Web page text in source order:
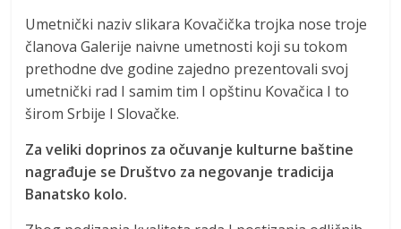
Umetnički naziv slikara Kovačička trojka nose troje
članova Galerije naivne umetnosti koji su tokom
prethodne dve godine zajedno prezentovali svoj
umetnički rad I samim tim I opštinu Kovačica I to
širom Srbije I Slovačke.
Za veliki doprinos za očuvanje kulturne baštine
nagrađuje se Društvo za negovanje tradicija
Banatsko kolo.